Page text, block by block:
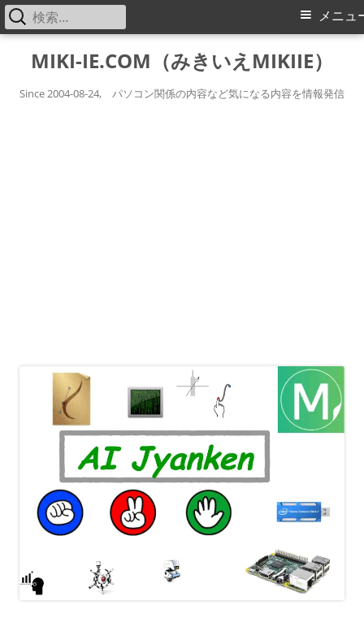
MIKI-IE.COM（みきいえMIKIIE）
Since 2004-08-24, パソコン関係の内容など気になる内容を情報発信
メ
メニュ
検
索: